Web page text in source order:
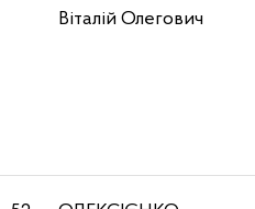
Віталій Олегович